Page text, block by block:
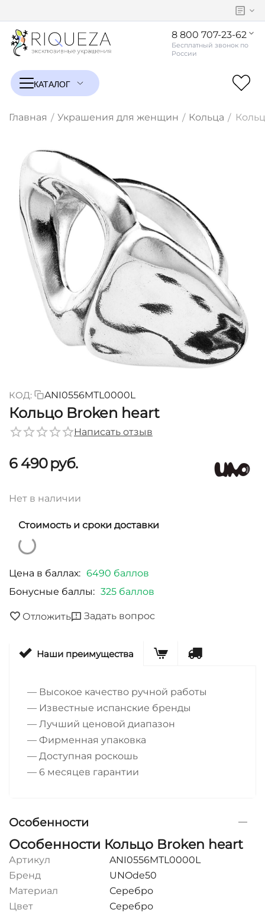
8 800 707-23-62
Главная / Украшения для женщин / Кольца /
КОД: ANI0556MTL0000L
Кольцо Broken heart
Написать отзыв
6 490руб.
Нет в наличии
Стоимость и сроки доставки
Цена в баллах: 6490 баллов
Бонусные баллы: 325 баллов
Отложить Задать вопрос
Наши преимущества
— Высокое качество ручной работы
— Известные испанские бренды
— Лучший ценовой диапазон
— Фирменная упаковка
— Доступная роскошь
— 6 месяцев гарантии
Особенности
Особенности Кольцо Broken heart
Артикул
ANI0556MTL0000L
Бренд
UNOde50
Материал
Серебро
Цвет
Серебро